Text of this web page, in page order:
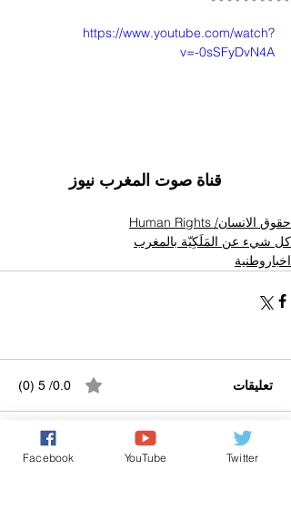
https://www.youtube.com/watch?
v=-0sSFyDvN4A
قناة صوت المغرب نيوز
حقوق الانسان/ Human Rights
كل شيء عن المَلَكِيّة بالمغرب
اخباروطنية
تعليقات 0.0/ 5 (0)
التعليق والتقييم... Facebook YouTube Twitter